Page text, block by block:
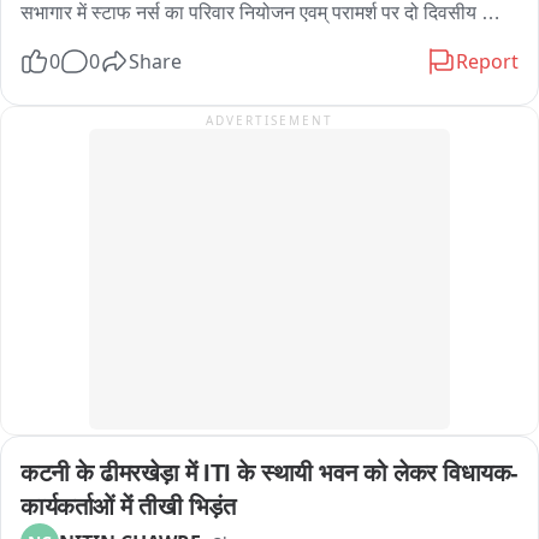
सभागार में स्टाफ नर्स का परिवार नियोजन एवम् परामर्श पर दो दिवसीय
एवं आने वाली चुनौतियों एवं उनके समाधान पर  पर चर्चा की गई।
0 0 Share Report
ADVERTISEMENT
कटनी के ढीमरखेड़ा में ITI के स्थायी भवन को लेकर विधायक-
कार्यकर्ताओं में तीखी भिड़ंत